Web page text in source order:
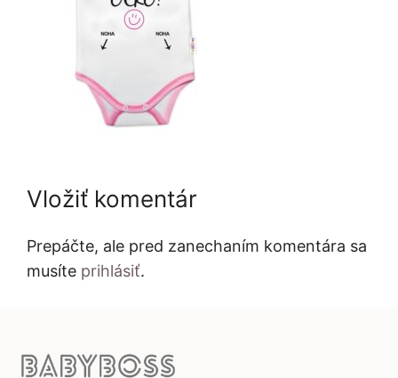
Vložiť komentár
Prepáčte, ale pred zanechaním komentára sa
musíte prihlásiť.